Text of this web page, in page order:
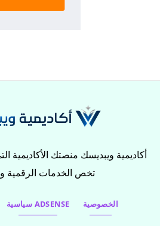
أكاديمية ويبديسك منصتك الأكاديمية
تخص الخدمات الرقمية و
سياسية ADSENSE الخصوصية